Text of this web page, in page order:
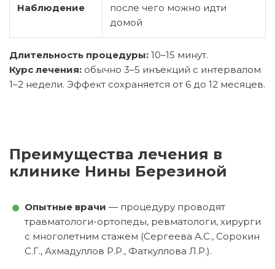
Наблюдение
после чего можно идти
домой
Длительность процедуры: 10–15 минут.
Курс лечения: обычно 3–5 инъекций с интервалом
1–2 недели. Эффект сохраняется от 6 до 12 месяцев.
Преимущества лечения в
клинике Нины Березиной
Опытные врачи — процедуру проводят
травматологи-ортопеды, ревматологи, хирурги
с многолетним стажем (Сергеева А.С., Сорокин
С.Г., Ахмадуллов Р.Р., Фаткуллова Л.Р.).